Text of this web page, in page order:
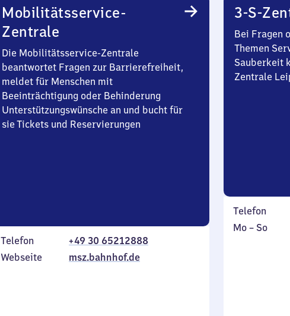
Mobilitätsservice-
Zentrale
Die Mobilitätsservice-Zentrale
beantwortet Fragen zur Barrierefreiheit,
meldet für Menschen mit
Beeinträchtigung oder Behinderung
Unterstützungswünsche an und bucht für
sie Tickets und Reservierungen
Telefon
+49 30 65212888
Webseite
msz.bahnhof.de
3-S-
Bei Fragen
Themen
Sauberkeit
Zentrale
Telefon
Montag
Mo – So,